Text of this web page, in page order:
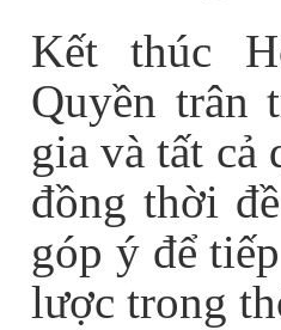
Kết thúc
Quyền trân
gia và tất cả
đồng thời
góp ý để
lược trong